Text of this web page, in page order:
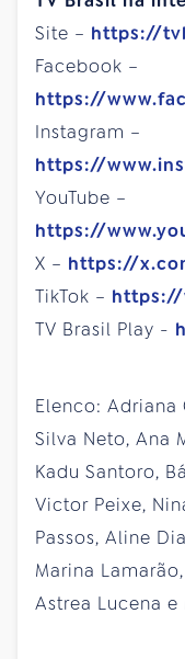
Site – https://
Facebook –
https://
Instagram –
https://
YouTube –
https://
X – https://
TikTok – https://
TV Brasil Play -
Elenco: Adriana
Silva Neto, Ana
Kadu Santoro,
Victor Peixe,
Passos, Aline
Marina
Astrea Lucena